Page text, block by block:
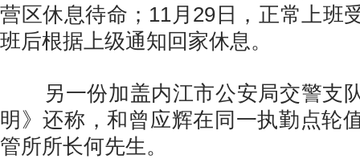
营区休息待命；11月29日，正常上班
班后根据上级通知回家休息。
另一份加盖内江市公安局交警支
明》还称，和曾应辉在同一执勤点轮
管所所长何先生。